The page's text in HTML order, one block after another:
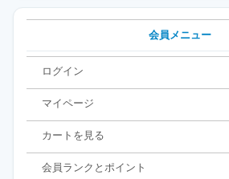
会員メニュー
ログイン
マイページ
カートを見る
会員ランクとポイント